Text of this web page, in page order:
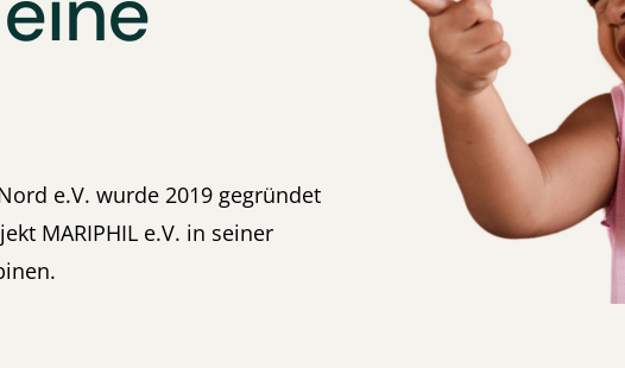
e.V. wurde 2019 gegründet
MARIPHIL e.V. in seiner